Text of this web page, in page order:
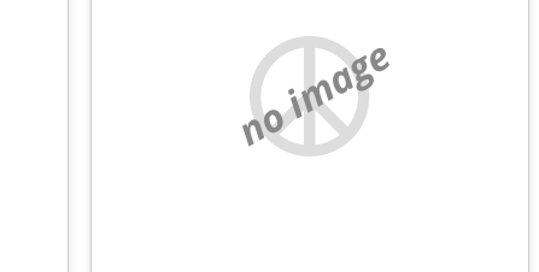
no image